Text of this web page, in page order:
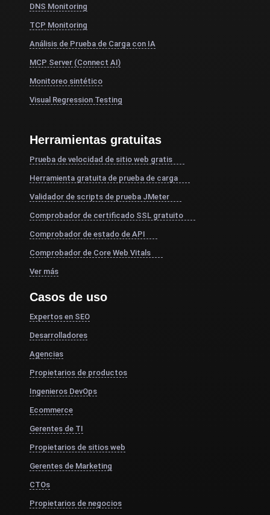
DNS Monitoring
TCP Monitoring
Análisis de Prueba de Carga con IA
MCP Server (Connect AI)
Monitoreo sintético
Visual Regression Testing
Herramientas gratuitas
Prueba de velocidad de sitio web gratis
Herramienta gratuita de prueba de carga
Validador de scripts de prueba JMeter
Comprobador de certificado SSL gratuito
Comprobador de estado de API
Comprobador de Core Web Vitals
Ver más
Casos de uso
Expertos en SEO
Desarrolladores
Agencias
Propietarios de productos
Ingenieros DevOps
Ecommerce
Gerentes de TI
Propietarios de sitios web
Gerentes de Marketing
CTOs
Propietarios de negocios